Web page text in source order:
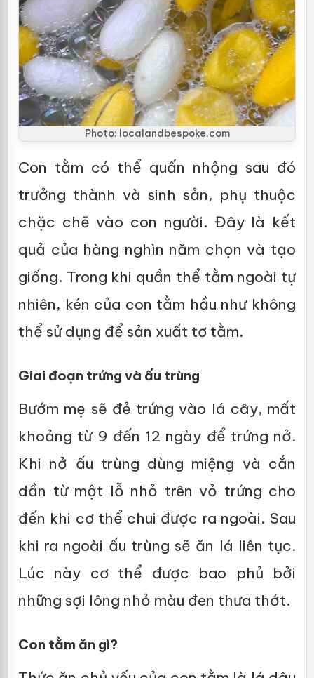
Photo: localandbespoke.com
Con tằm có thể quấn nhộng sau đó
trưởng thành và sinh sản, phụ thuộc
chặc chẽ vào con người. Đây là kết
quả của hàng nghìn năm chọn và tạo
giống. Trong khi quần thể tằm ngoài tự
nhiên, kén của con tằm hầu như không
thể sử dụng để sản xuất tơ tằm.
Giai đoạn trứng và ấu trùng
Bướm mẹ sẽ đẻ trứng vào lá cây, mất
khoảng từ 9 đến 12 ngày để trứng nở.
Khi nở ấu trùng dùng miệng và cắn
dần từ một lỗ nhỏ trên vỏ trứng cho
đến khi cơ thể chui được ra ngoài. Sau
khi ra ngoài ấu trùng sẽ ăn lá liên tục.
Lúc này cơ thể được bao phủ bởi
những sợi lông nhỏ màu đen thưa thớt.
Con tằm ăn gì?